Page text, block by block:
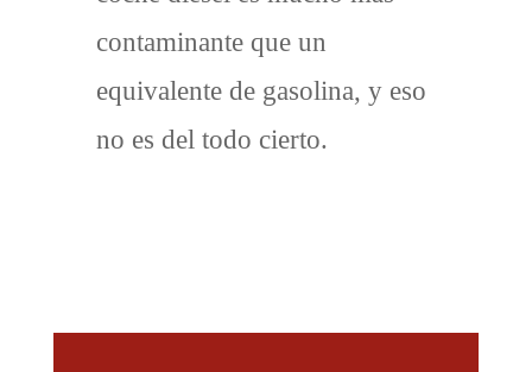
contaminante que un
equivalente de gasolina, y eso
no es del todo cierto.